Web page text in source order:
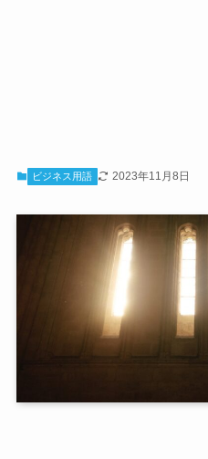
ビジネス用語 2023年11月8日